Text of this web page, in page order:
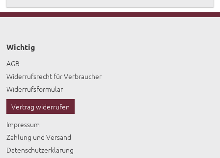
Wichtig
AGB
Widerrufsrecht für Verbraucher
Widerrufsformular
Vertrag widerrufen
Impressum
Zahlung und Versand
Datenschutzerklärung